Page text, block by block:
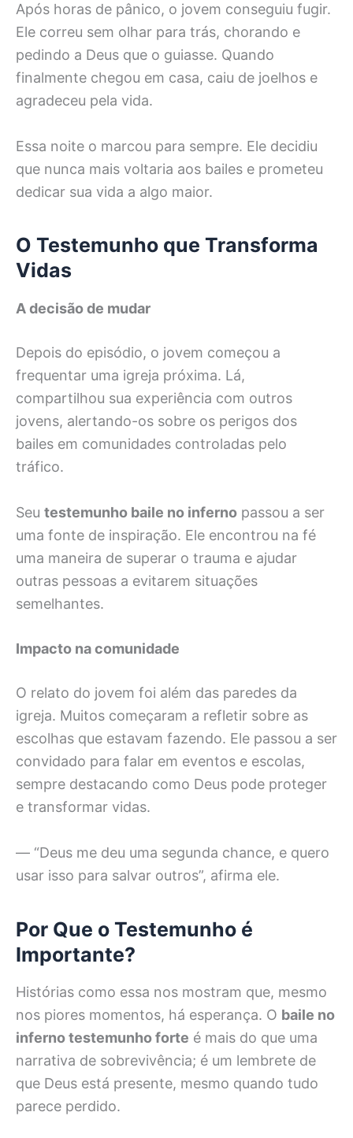
Após horas de pânico, o jovem conseguiu fugir.
Ele correu sem olhar para trás, chorando e
pedindo a Deus que o guiasse. Quando
finalmente chegou em casa, caiu de joelhos e
agradeceu pela vida.
Essa noite o marcou para sempre. Ele decidiu
que nunca mais voltaria aos bailes e prometeu
dedicar sua vida a algo maior.
O Testemunho que Transforma
Vidas
A decisão de mudar
Depois do episódio, o jovem começou a
frequentar uma igreja próxima. Lá,
compartilhou sua experiência com outros
jovens, alertando-os sobre os perigos dos
bailes em comunidades controladas pelo
tráfico.
Seu testemunho baile no inferno passou a ser
uma fonte de inspiração. Ele encontrou na fé
uma maneira de superar o trauma e ajudar
outras pessoas a evitarem situações
semelhantes.
Impacto na comunidade
O relato do jovem foi além das paredes da
igreja. Muitos começaram a refletir sobre as
escolhas que estavam fazendo. Ele passou a ser
convidado para falar em eventos e escolas,
sempre destacando como Deus pode proteger
e transformar vidas.
— “Deus me deu uma segunda chance, e quero
usar isso para salvar outros”, afirma ele.
Por Que o Testemunho é
Importante?
Histórias como essa nos mostram que, mesmo
nos piores momentos, há esperança. O baile no
inferno testemunho forte é mais do que uma
narrativa de sobrevivência; é um lembrete de
que Deus está presente, mesmo quando tudo
parece perdido.